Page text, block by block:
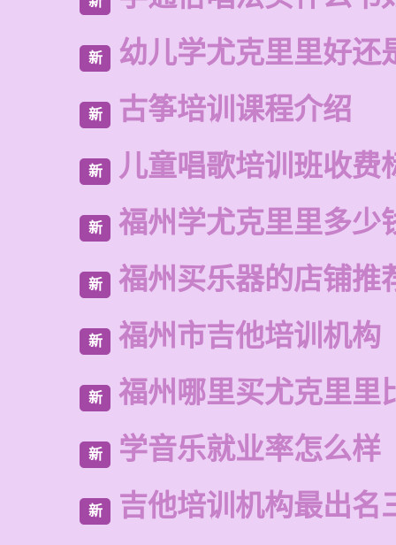
新 幼儿学尤克里里好还
新 古筝培训课程介绍
新 儿童唱歌培训班收费
新 福州学尤克里里多少
新 福州买乐器的店铺推
新 福州市吉他培训机构
新 福州哪里买尤克里里
新 学音乐就业率怎么样
新 吉他培训机构最出名